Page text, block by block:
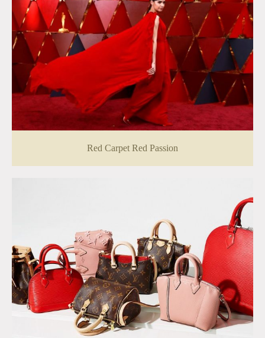
Red Carpet Red Passion